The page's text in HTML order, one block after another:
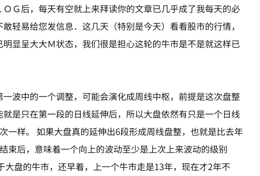
Ｇ后，每天有空就上来拜读你的文章已几乎成了我每天的必
轻易给您发信息．这几天（特别是今天）看看股市的行情，
显呈大大Ｍ状态，我们很是担心这轮的牛市是不是就这样已
波中的一个调整，可能会演化成周线中枢，前提是这次盘整
是只在第一段的日线延伸后，所以大盘依然有只是一个日线
一样。 如果大盘真的延伸出6段形成周线盘整，也就是比去年
束后，意味着一个向上的波动至少是上次上来波动的级别
盘的牛市，还早着，上一个牛市走是13年，现在才2年不